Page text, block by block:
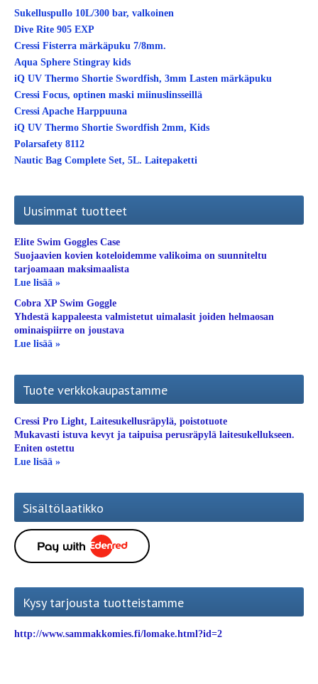
Sukelluspullo 10L/300 bar, valkoinen
Dive Rite 905 EXP
Cressi Fisterra märkäpuku 7/8mm.
Aqua Sphere Stingray kids
iQ UV Thermo Shortie Swordfish, 3mm Lasten märkäpuku
Cressi Focus, optinen maski miinuslinsseillä
Cressi Apache Harppuuna
iQ UV Thermo Shortie Swordfish 2mm, Kids
Polarsafety 8112
Nautic Bag Complete Set, 5L. Laitepaketti
Uusimmat tuotteet
Elite Swim Goggles Case
Suojaavien kovien koteloidemme valikoima on suunniteltu
tarjoamaan maksimaalista
Lue lisää »
Cobra XP Swim Goggle
Yhdestä kappaleesta valmistetut uimalasit joiden helmaosan
ominaispiirre on joustava
Lue lisää »
Tuote verkkokaupastamme
Cressi Pro Light, Laitesukellusräpylä, poistotuote
Mukavasti istuva kevyt ja taipuisa perusräpylä laitesukellukseen.
Eniten ostettu
Lue lisää »
Sisältölaatikko
Kysy tarjousta tuotteistamme
http://www.sammakkomies.fi/lomake.html?id=2